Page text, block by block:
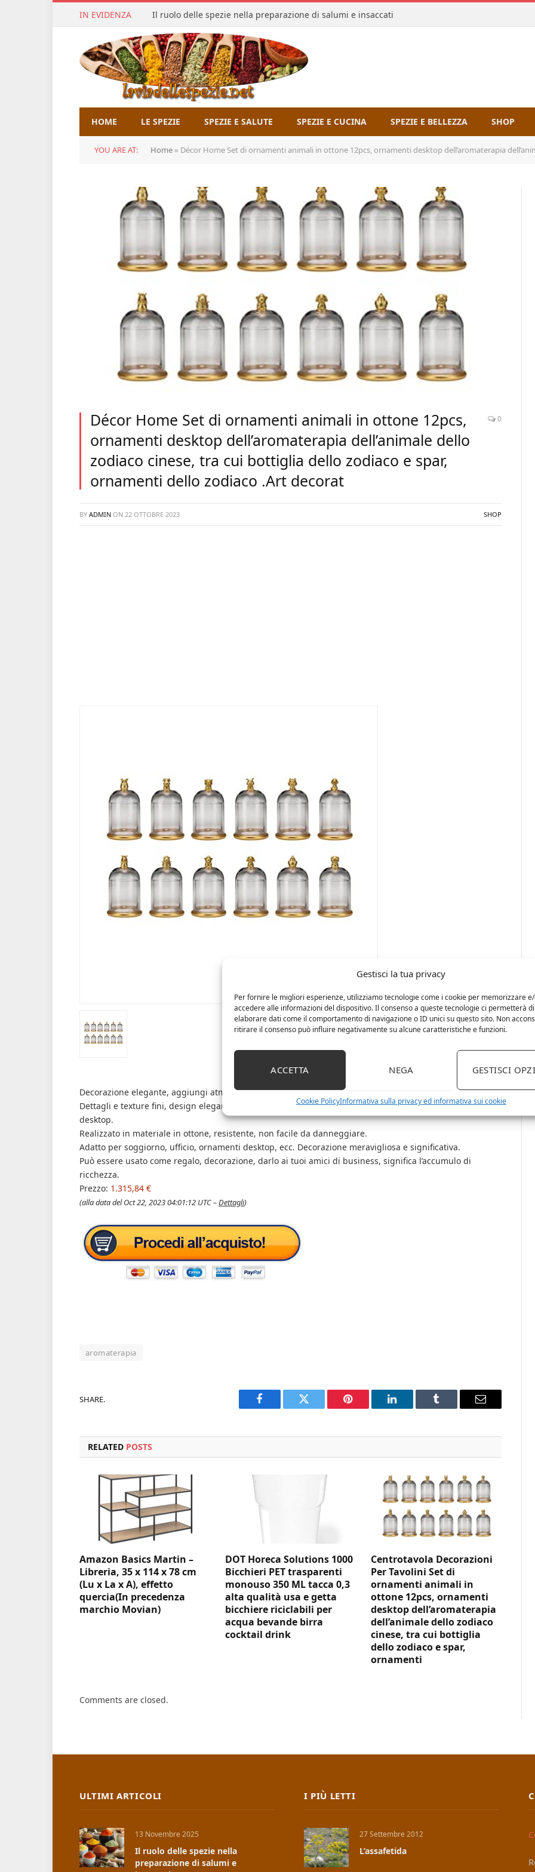
Gestisci la tua privacy
Per fornire le migliori esperienze, utilizziamo tecnologie come i cookie per memorizzare
accedere alle informazioni del dispositivo. Il consenso a queste tecnologie ci permetterà di
elaborare dati come il comportamento di navigazione o ID unici su questo sito. Non
ritirare il consenso può influire negativamente su alcune caratteristiche e funzioni.
ACCETTA NEGA GESTISCI
Cookie PolicyInformativa sulla privacy ed informativa sui cookie
IN EVIDENZA Il ruolo delle spezie nella preparazione di salumi e insaccati
HOME LE SPEZIE SPEZIE E SALUTE SPEZIE E CUCINA SPEZIE E BELLEZZA SHOP
YOU ARE AT: Home » Décor Home Set di ornamenti animali in ottone 12pcs, ornamenti desktop dell’aromaterapia dell’animale dello zodiaco cinese, tra cui
Décor Home Set di ornamenti animali in ottone 12pcs,
ornamenti desktop dell’aromaterapia dell’animale dello
zodiaco cinese, tra cui bottiglia dello zodiaco e spar,
ornamenti dello zodiaco .Art decorat
0
BY ADMIN ON 22 OTTOBRE 2023 SHOP
Decorazione elegante, aggiungi atmosfera artistica a casa tua. Il regalo per ogni occasione.
Dettagli e texture fini, design elegante rende può essere una decorazione molto buona per il tuo
desktop.
Realizzato in materiale in ottone, resistente, non facile da danneggiare.
Adatto per soggiorno, ufficio, ornamenti desktop, ecc. Decorazione meravigliosa e significativa.
Può essere usato come regalo, decorazione, darlo ai tuoi amici di business, significa l’accumulo di
ricchezza.
Prezzo: 1.315,84 €
(alla data del Oct 22, 2023 04:01:12 UTC –Dettagli)
aromaterapia
SHARE.
Facebook Twitter Pinterest LinkedIn Tumblr Email
RELATED POSTS
Amazon Basics Martin –
Libreria, 35 x 114 x 78 cm
(Lu x La x A), effetto
quercia(In precedenza
marchio Movian)
DOT Horeca Solutions 1000
Bicchieri PET trasparenti
monouso 350 ML tacca 0,3
alta qualità usa e getta
bicchiere riciclabili per
acqua bevande birra
cocktail drink
Centrotavola Decorazioni
Per Tavolini Set di
ornamenti animali in
ottone 12pcs, ornamenti
desktop dell’aromaterapia
dell’animale dello zodiaco
cinese, tra cui bottiglia
dello zodiaco e spar,
ornamenti
Comments are closed.
ULTIMI ARTICOLI
13 Novembre 2025
Il ruolo delle spezie nella
preparazione di salumi e
I PIÙ LETTI
27 Settembre 2012
L’assafetida